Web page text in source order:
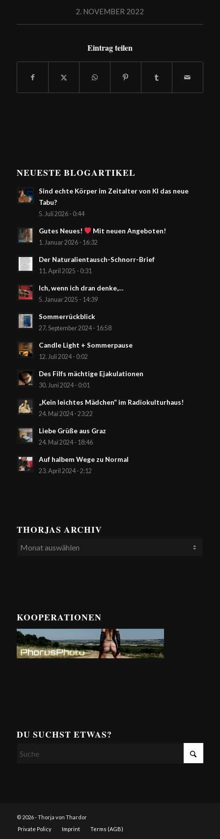
2. NOVEMBER 2022
Eintrag teilen
NEUESTE BLOGARTIKEL
Sind echte Körper im Zeitalter von KI das neue
Tabu?
5. Juli 2026 - 0:44
Gutes Neues! Mit neuen Angeboten!
1. Januar 2026 - 16:32
Der Naturalientausch-Schnorr-Brief
11. April 2025 - 0:31
Ich, wenn ich dran denke,…
5. Januar 2025 - 14:39
Sommerrückblick
27. September 2024 - 16:58
Candle Light + Sommerpause
12. Juli 2024 - 0:02
Des Filfs mächtige Ejakulationen
30. Juni 2024 - 0:01
„Kein leichtes Mädchen“ im Radiokulturhaus!
24. Mai 2024 - 23:22
Liebe Grüße aus Graz
24. Mai 2024 - 18:46
Auf halbem Wege zu Normal
23. April 2024 - 2:12
THORJAS ARCHIV
KOOPERATIONEN
DU SUCHST ETWAS?
© 2026 - Thorja von Thardor
Private Policy
Imprint Terms (AGB)